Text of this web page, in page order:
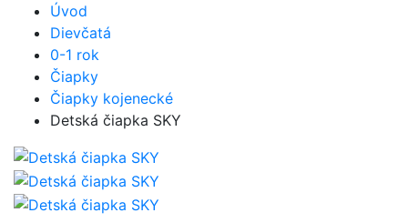
Úvod
Dievčatá
0-1 rok
Čiapky
Čiapky kojenecké
Detská čiapka SKY